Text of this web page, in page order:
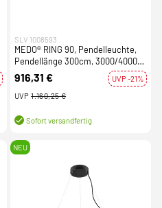
SLV 1008593
MEDO® RING 90, Pendelleuchte,
Pendellänge 300cm, 3000/4000K,
110°, DALI, Touch, schwarz
916,31 €
UVP -21%
UVP 1.160,25 €
Sofort versandfertig
NEU